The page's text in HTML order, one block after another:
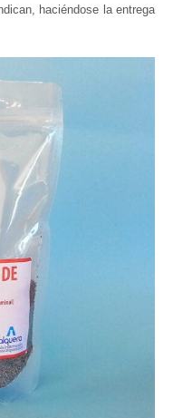
haciéndose la entrega